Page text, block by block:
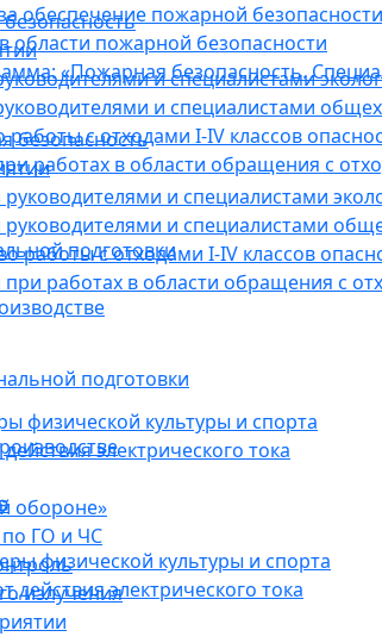
и специалистами
и специалистами
с отходами I-IV классов
работах в области обращения с
подготовки
физической культуры и спорта
электрического тока
обороне»
ГО и ЧС
излучения
обеспечение пожарной безопасности
пожарной безопасности
«Пожарная безопасность.
безопасность
и специалистами
и специалистами
работы с отходами I-IV классов
работах в области обращения с
подготовки
физической культуры и спорта
электрического тока